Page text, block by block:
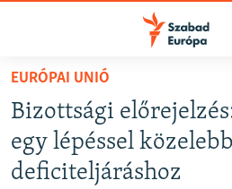
Akadálymentes
Ugrás
fő
oldalra
Ugrás
AKTUÁLIS
PODCASTOK
EURÓPAI UNIÓ
Bizottsági
egy lépéssel
deficiteljáráshoz
FELIRATKOZÁS